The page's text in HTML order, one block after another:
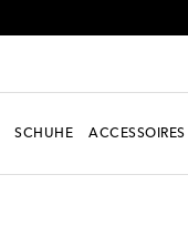
SCHUHE ACCESSOIRES